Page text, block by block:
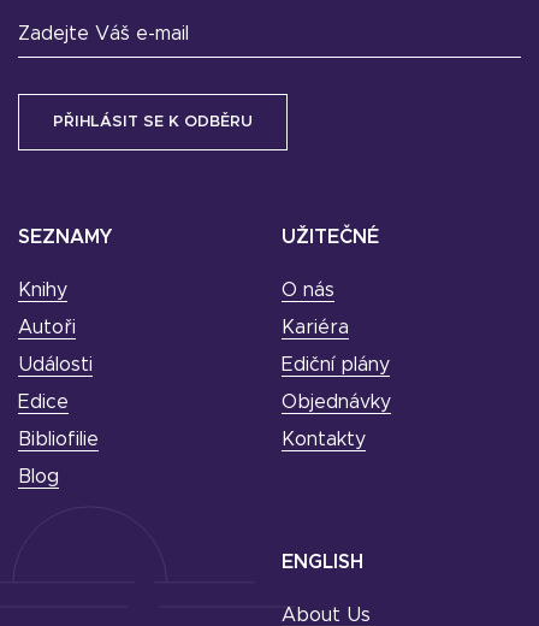
SEZNAMY
Knihy
Autoři
Události
Edice
Bibliofilie
Blog
UŽITEČNÉ
O nás
Kariéra
Ediční plány
Objednávky
Kontakty
Zadejte Váš e-mail
ENGLISH
About Us